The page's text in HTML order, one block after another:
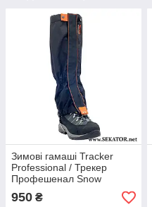
Зимові гамаші Tracker
Professional / Трекер
Профешенал Snow
950 ₴